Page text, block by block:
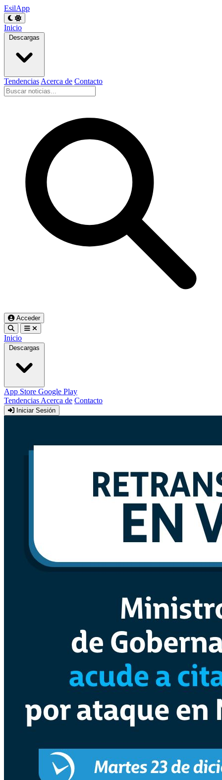
EsilApp
Inicio
Descargas
Tendencias Acerca de Contacto
Acceder
Inicio
Descargas
App Store Google Play
Tendencias Acerca de Contacto
Iniciar Sesión